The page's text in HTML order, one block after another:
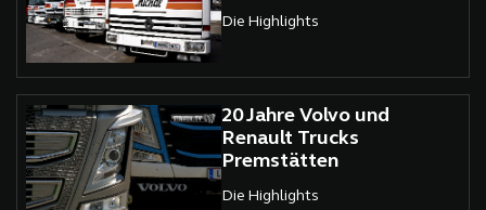
Die Highlights
20 Jahre Volvo und
Renault Trucks
Premstätten
Die Highlights